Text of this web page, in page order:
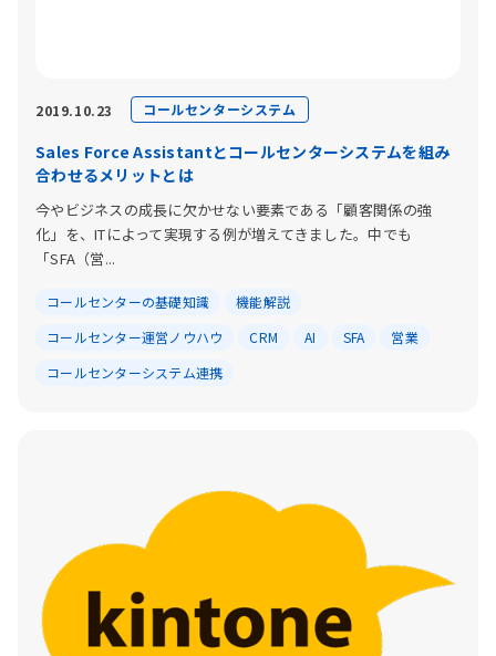
2019.10.23 コールセンターシステム
Sales Force Assistantとコールセンターシステムを組み
合わせるメリットとは
今やビジネスの成長に欠かせない要素である「顧客関係の強
化」を、ITによって実現する例が増えてきました。中でも
「SFA（営...
コールセンターの基礎知識
機能解説
コールセンター運営ノウハウ
CRM AI SFA
営業
コールセンターシステム連携